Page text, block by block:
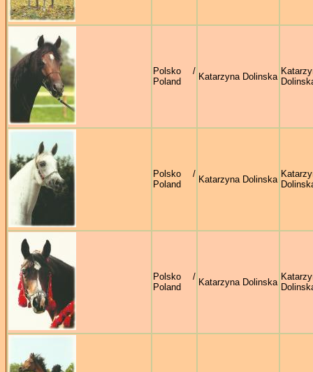
Polsko /
Poland
Katarzyna Dolinska
Polsko /
Poland
Katarzyna Dolinska
Polsko /
Poland
Katarzyna Dolinska